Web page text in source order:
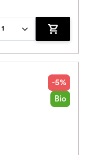
1
Zum
-5%
Bio